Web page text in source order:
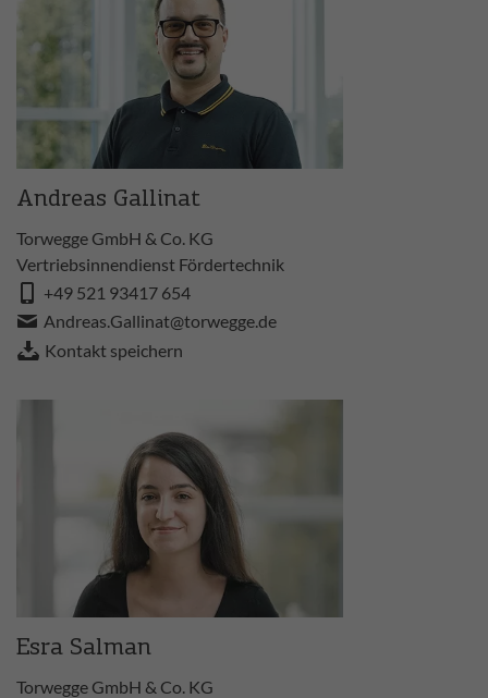
Andreas Gallinat
Torwegge GmbH & Co. KG
Vertriebsinnendienst Fördertechnik
+49 521 93417 654
Andreas.Gallinat@torwegge.de
Kontakt speichern
Esra Salman
Torwegge GmbH & Co. KG